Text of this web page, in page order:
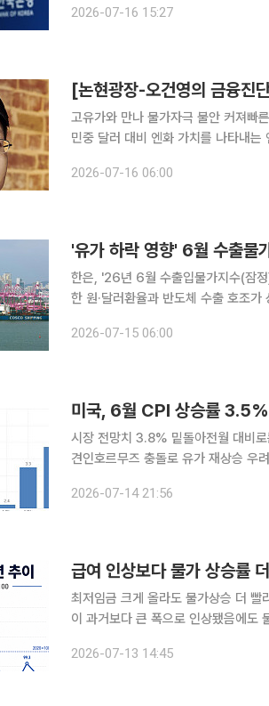
향후 추가 인상을 강하게 시사했다.
2026-07-16 15:27
[논현광장-오건영의 금융진
고유가와 만나 물가자극 불안 커져빠
민중 달러 대비 엔화 가치를 나타내는 엔·달러 환율이 162엔을 넘어서며 엔 약세에 대한 일본 당국
게 될 경우 수입 물가를 급격히 끌어
2026-07-16 06:00
'유가 하락 영향' 6월 수출
한은, '26년 6월 수출입물가지수(잠정)' 발표 6월 우리나라 수출물가가 전월 수준
한 원·달러환율과 반도체 수출 호조
다. 15일 한국은행이 발표한 '2026
2026-07-15 06:00
미국, 6월 CPI 상승률
시장 전망치 3.8% 밑돌아전월 대비
견인호르무즈 충돌로 유가 재상승 우
호르무즈 해협 통제권을 둘러싸고 다
2026-07-14 21:56
급여 인상보다 물가 상승률
최저임금 크게 올라도 물가상승 더 빨라쌀값
이 과거보다 큰 폭으로 인상됐음에도
사 끼니 수는 줄어들었다"고 분석했
2026-07-13 14:45